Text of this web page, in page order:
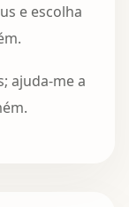
e escolha
ajuda-me a